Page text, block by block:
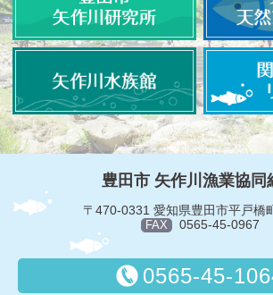
豊田市 矢作川漁業協同
〒470-0331 愛知県豊田市平戸橋
FAX 0565-45-0967
0565-45-